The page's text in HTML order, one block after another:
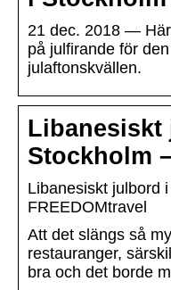
21 dec. 2018 —
på julfirande för
julaftonskvällen.
Libanesiskt
Stockholm
Libanesiskt julbord i
FREEDOMtravel
Att det slängs så
restauranger,
bra och det borde